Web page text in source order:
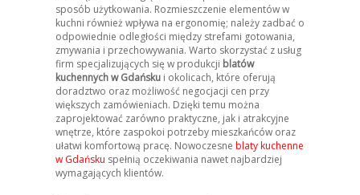
sposób użytkowania. Rozmieszczenie elementów w
kuchni również wpływa na ergonomię; należy zadbać o
odpowiednie odległości między strefami gotowania,
zmywania i przechowywania. Warto skorzystać z usług
firm specjalizujących się w produkcji blatów
kuchennych w Gdańskui okolicach, które oferują
doradztwo oraz możliwość negocjacji cen przy
większych zamówieniach. Dzięki temu można
zaprojektować zarówno praktyczne, jak i atrakcyjne
wnętrze, które zaspokoi potrzeby mieszkańców oraz
ułatwi komfortową pracę. Nowoczesne blaty kuchenne
w Gdańsku spełnią oczekiwania nawet najbardziej
wymagających klientów.